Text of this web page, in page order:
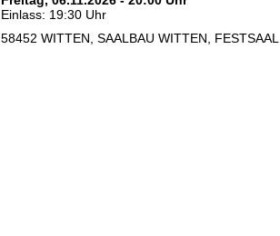
Einlass: 19:30 Uhr
58452 WITTEN, SAALBAU WITTEN, FESTSAAL